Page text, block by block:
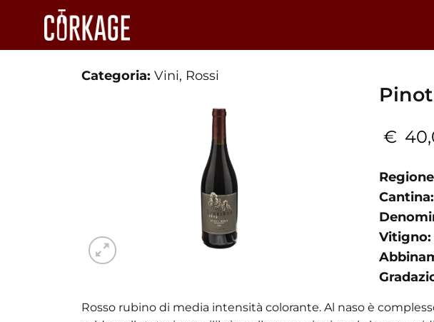
contenuti
Categoria: Vini, Rossi
Pinot
€
Cantina:
Vitigno:
Rosso rubino di media intensità colorante. Al naso è